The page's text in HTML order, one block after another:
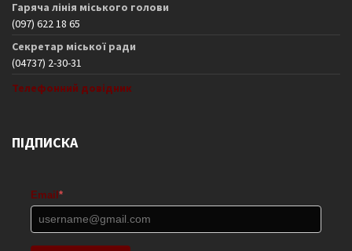
Гаряча лінія міського голови
(097) 622 18 65
Секретар міської ради
(04737) 2-30-31
Телефонний довідник
ПІДПИСКА
Email *